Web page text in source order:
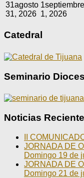
31agosto
31, 2026
1septiembre
1, 2026
Catedral
Seminario
Noticias
II
JORNADA DE
Domingo 19 de
JORNADA DE
Domingo 21 de